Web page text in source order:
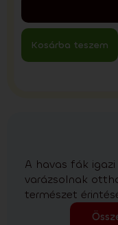
Kosárba teszem
A havas fák
varázsolnak
természet